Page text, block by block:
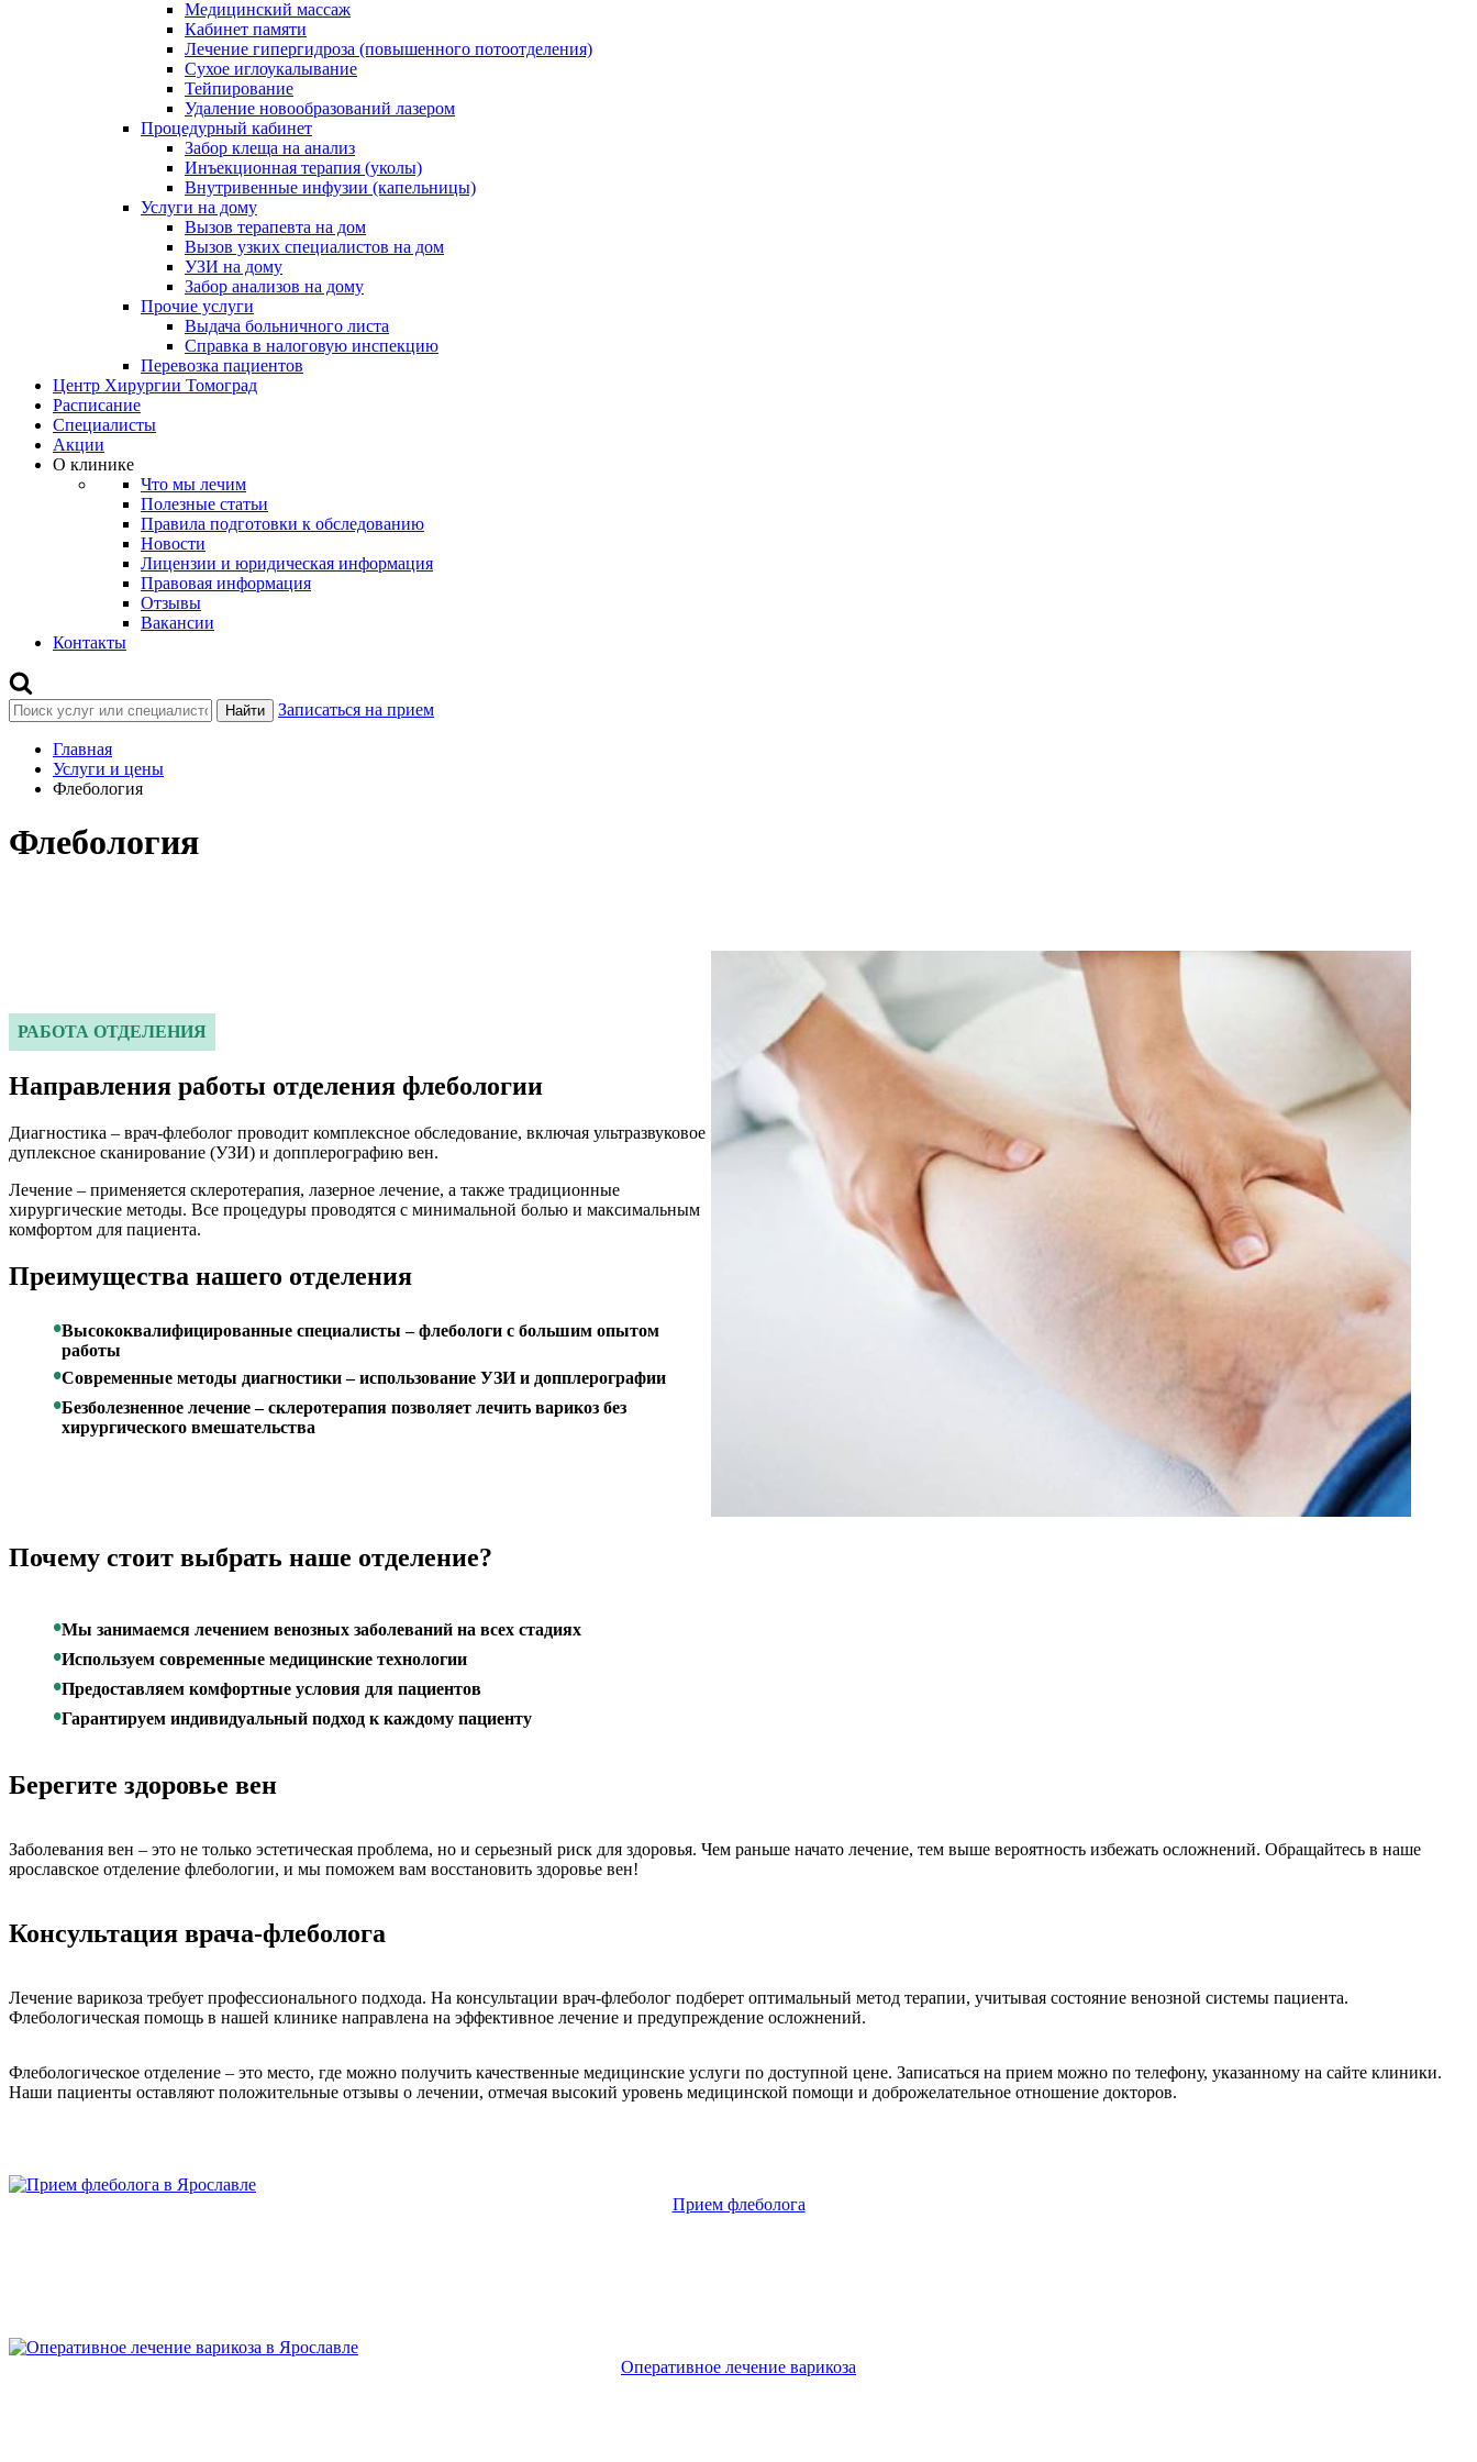
Медицинский массаж
Кабинет памяти
Лечение гипергидроза (повышенного потоотделения)
Сухое иглоукалывание
Тейпирование
Удаление новообразований лазером
Процедурный кабинет
Забор клеща на анализ
Инъекционная терапия (уколы)
Внутривенные инфузии (капельницы)
Услуги на дому
Вызов терапевта на дом
Вызов узких специалистов на дом
УЗИ на дому
Забор анализов на дому
Прочие услуги
Выдача больничного листа
Справка в налоговую инспекцию
Перевозка пациентов
Центр Хирургии Томоград
Расписание
Специалисты
Акции
О клинике
Что мы лечим
Полезные статьи
Правила подготовки к обследованию
Новости
Лицензии и юридическая информация
Правовая информация
Отзывы
Вакансии
Контакты
Найти Записаться на прием
Главная
Услуги и цены
Флебология
Флебология
РАБОТА ОТДЕЛЕНИЯ
Направления работы отделения флебологии
Диагностика – врач-флеболог проводит комплексное обследование, включая ультразвуковое
дуплексное сканирование (УЗИ) и допплерографию вен.
Лечение – применяется склеротерапия, лазерное лечение, а также традиционные
хирургические методы. Все процедуры проводятся с минимальной болью и максимальным
комфортом для пациента.
Преимущества нашего отделения
Высококвалифицированные специалисты – флебологи с большим опытом
работы
Современные методы диагностики – использование УЗИ и допплерографии
Безболезненное лечение – склеротерапия позволяет лечить варикоз без
хирургического вмешательства
Почему стоит выбрать наше отделение?
Мы занимаемся лечением венозных заболеваний на всех стадиях
Используем современные медицинские технологии
Предоставляем комфортные условия для пациентов
Гарантируем индивидуальный подход к каждому пациенту
Берегите здоровье вен
Заболевания вен – это не только эстетическая проблема, но и серьезный риск для здоровья. Чем раньше начато лечение, тем выше вероятность избежать осложнений. Обращайтесь в наше
ярославское отделение флебологии, и мы поможем вам восстановить здоровье вен!
Консультация врача-флеболога
Лечение варикоза требует профессионального подхода. На консультации врач-флеболог подберет оптимальный метод терапии, учитывая состояние венозной системы пациента.
Флебологическая помощь в нашей клинике направлена на эффективное лечение и предупреждение осложнений.
Флебологическое отделение – это место, где можно получить качественные медицинские услуги по доступной цене. Записаться на прием можно по телефону, указанному на сайте клиники.
Наши пациенты оставляют положительные отзывы о лечении, отмечая высокий уровень медицинской помощи и доброжелательное отношение докторов.
Прием флеболога
Оперативное лечение варикоза